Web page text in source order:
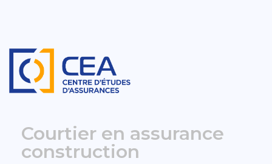
Courtier en assurance
construction